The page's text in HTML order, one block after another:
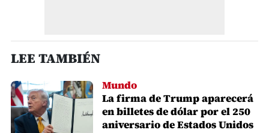
LEE TAMBIÉN
Mundo
La firma de Trump aparecerá
en billetes de dólar por el 250
aniversario de Estados Unidos